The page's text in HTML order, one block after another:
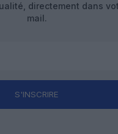
directement dans
mail.
S'INSCRIRE